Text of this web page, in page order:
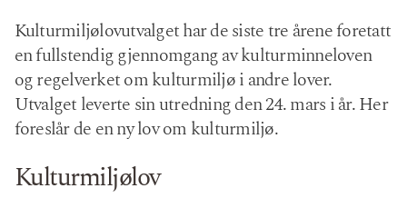
Kulturmiljølovutvalget har de siste tre årene foretatt
en fullstendig gjennomgang av kulturminneloven
og regelverket om kulturmiljø i andre lover.
Utvalget leverte sin utredning den 24. mars i år. Her
foreslår de en ny lov om kulturmiljø.
Kulturmiljølov